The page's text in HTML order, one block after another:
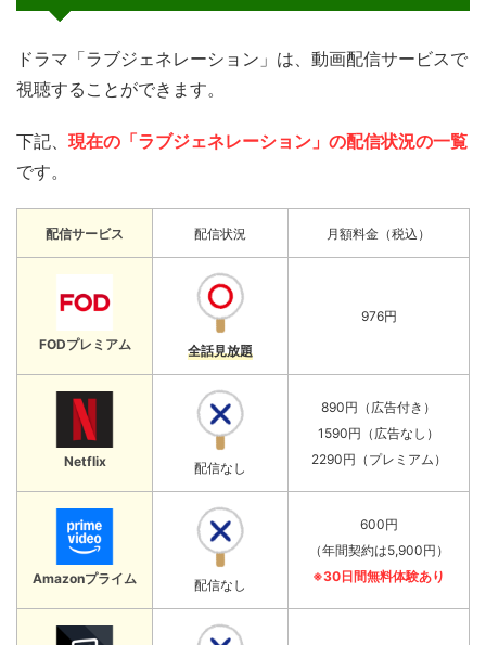
ドラマ「ラブジェネレーション」は、動画配信サービスで
視聴することができます。
下記、 現在の「ラブジェネレーション」の配信状況の一覧
です。
配信サービス 配信状況 月額料金（税込）
FODプレミアム 全話見放題
976円
Netflix 配信なし
890円（広告付き）
1590円（広告なし）
2290円（プレミアム）
Amazonプライム 配信なし
600円
（年間契約は5,900円）
※30日間無料体験あり